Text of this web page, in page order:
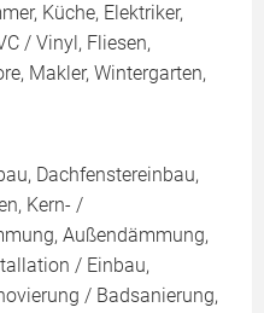
Küche, Elektriker,
/ Vinyl, Fliesen,
Makler, Wintergarten,
Dachfenstereinbau,
Kern- /
Außendämmung,
/ Einbau,
/ Badsanierung,